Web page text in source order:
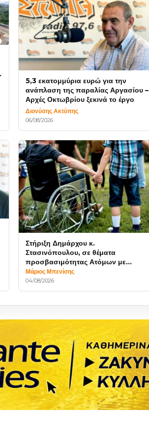
5,3 εκατομμύρια ευρώ για την
ανάπλαση της παραλίας Αργασίου –
Αρχές Οκτωβρίου ξεκινά το έργο
Διονύσης Ακτύπης
06/08/2026
Στήριξη Δημάρχου κ.
Στασινόπουλου, σε θέματα
προσβασιμότητας Ατόμων με
Αναπηρία
Μάριος Μπενίσης
04/08/2026